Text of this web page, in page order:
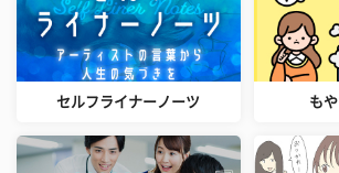
セルフライナーノーツ も